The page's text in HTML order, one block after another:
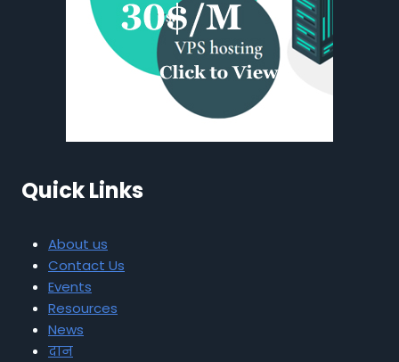
Quick Links
About us
Contact Us
Events
Resources
News
दान